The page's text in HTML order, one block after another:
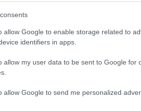
allow Google to enable storage related to
identifiers in apps.
allow my user data to be sent to Google for
allow Google to send me personalized